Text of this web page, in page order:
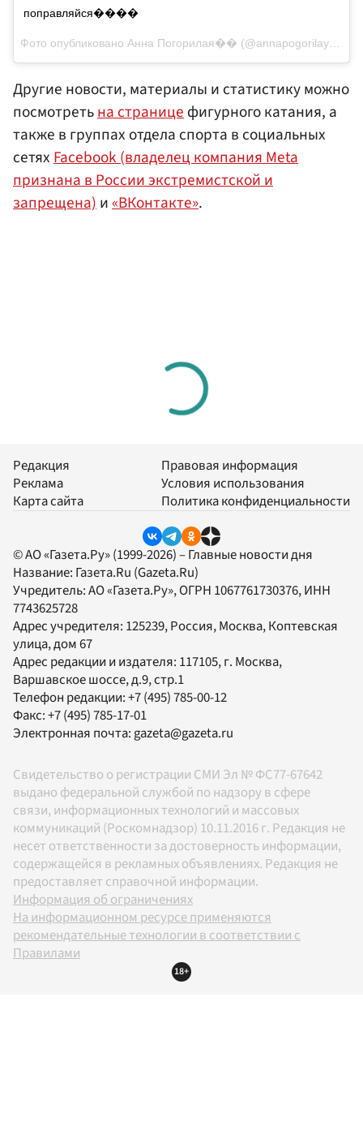
поправляйся����
Другие новости, материалы и статистику можно
посмотретьна страницефигурного катания, а
также в группах отдела спорта в социальных
сетяхFacebook (владелец компания Meta
признана в России экстремистской и
запрещена)и«ВКонтакте».
Редакция
Реклама
Карта сайта
Правовая информация
Условия использования
Политика конфиденциальности
© АО «Газета.Ру» (1999-2026) – Главные новости дня
Название: Газета.Ru (Gazeta.Ru)
Учредитель:АО «Газета.Ру», ОГРН 1067761730376, ИНН
7743625728
Адрес учредителя: 125239, Россия, Москва, Коптевская
улица, дом 67
Адрес редакции и издателя: 117105, г. Москва,
Варшавское шоссе, д.9, стр.1
Телефон редакции:+7 (495) 785-00-12
Факс:+7 (495) 785-17-01
Электронная почта:gazeta@gazeta.ru
Свидетельство о регистрации СМИ Эл № ФС77-67642
выдано федеральной службой по надзору в сфере
связи, информационных технологий и массовых
коммуникаций (Роскомнадзор) 10.11.2016 г. Редакция не
несет ответственности за достоверность информации,
содержащейся в рекламных объявлениях. Редакция не
предоставляет справочной информации.
Информация об ограничениях
На информационном ресурсе применяются
рекомендательные технологии в соответствии с
Правилами
18+